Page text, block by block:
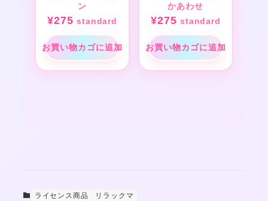
ン
¥275 standard
お買い物カゴに追加
かあわせ
¥275 standard
お買い物カゴに追加
ライセンス商品 リラックマ